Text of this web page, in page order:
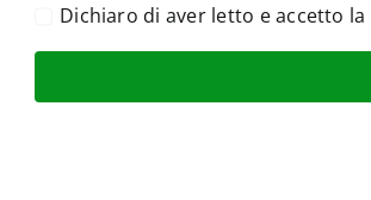
Dichiaro di aver letto e accetto la